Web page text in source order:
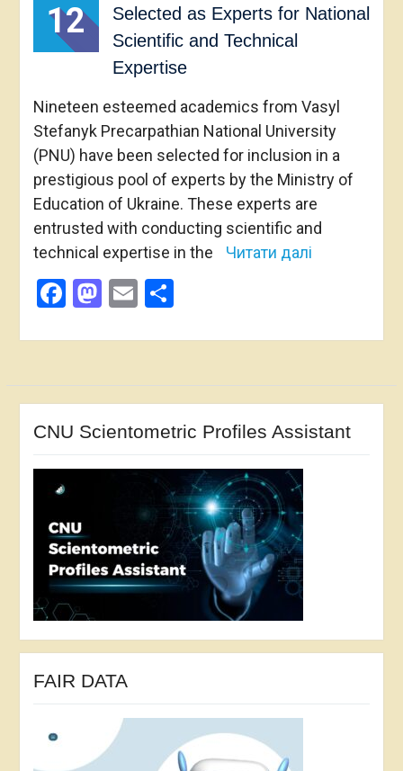
12
Selected as Experts for National
Scientific and Technical
Expertise
Nineteen esteemed academics from Vasyl
Stefanyk Precarpathian National University
(PNU) have been selected for inclusion in a
prestigious pool of experts by the Ministry of
Education of Ukraine. These experts are
entrusted with conducting scientific and
technical expertise in the
Читати далі
Facebook
Mastodon
EmailShare
CNU Scientometric Profiles Assistant
FAIR DATA